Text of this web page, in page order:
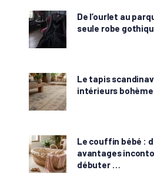
De l’ourlet au
seule robe
Le tapis
intérieurs
Le couffin bébé :
avantages
débuter …